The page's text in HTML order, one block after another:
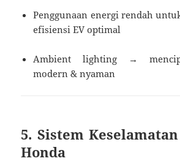
Penggunaan energi rendah
efisiensi EV optimal
Ambient lighting →
modern & nyaman
5. Sistem
Honda